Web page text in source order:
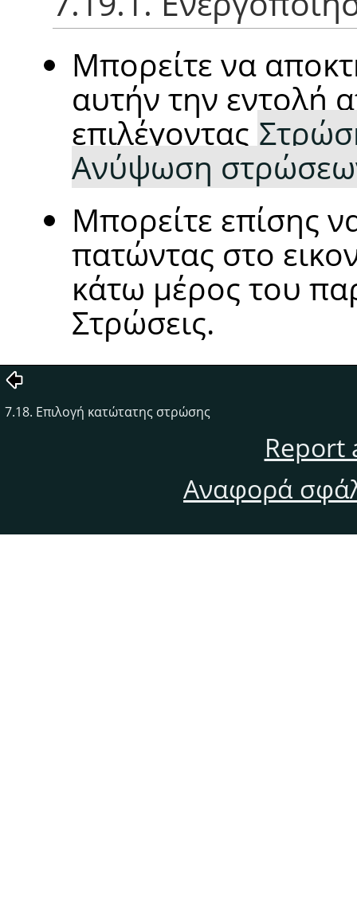
Μπορείτε να
αυτήν την εντολή
επιλέγοντας
Ανύψωση
Μπορείτε επίσης
πατώντας στο
κάτω μέρος του
Στρώσεις.
7.18. Επιλογή κατώτατης στρώσης
Report
Αναφορά